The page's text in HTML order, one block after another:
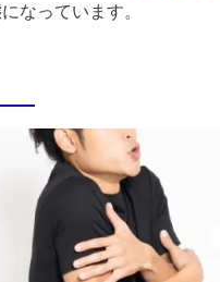
なっています。